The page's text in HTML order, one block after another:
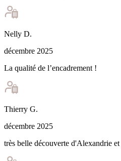
Nelly D.
décembre 2025
La qualité de l’encadrement !
Thierry G.
décembre 2025
très belle découverte d'Alexandrie